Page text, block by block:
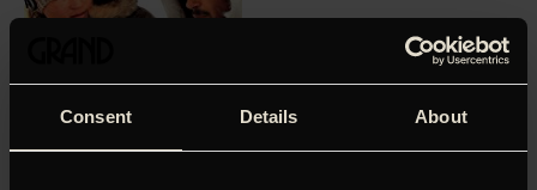
Consent Details About